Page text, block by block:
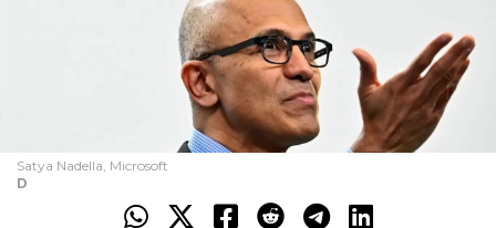
Satya Nadella, Microsoft
D